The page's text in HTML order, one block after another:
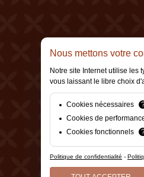
Nous mettons votre
Notre site Internet utilise les
vous laissant le libre choix
Cookies nécessaires
Cookies de
Cookies fonctionnels
Politique de confidentialité -